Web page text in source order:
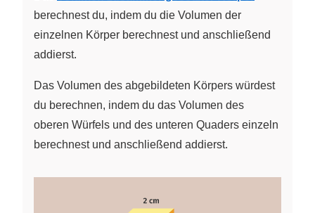
berechnest du, indem du die Volumen der
einzelnen Körper berechnest und anschließend
addierst.
Das Volumen des abgebildeten Körpers würdest
du berechnen, indem du das Volumen des
oberen Würfels und des unteren Quaders einzeln
berechnest und anschließend addierst.